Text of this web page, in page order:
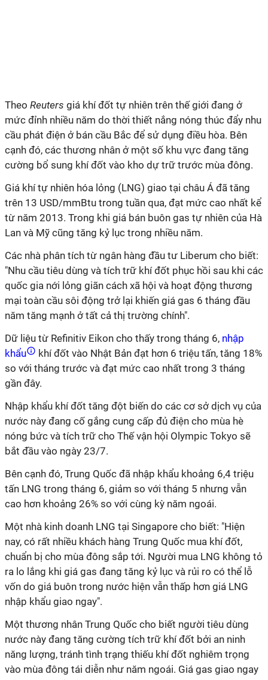
Theo Reuters giá khí đốt tự nhiên trên thế giới đang ở
mức đỉnh nhiều năm do thời thiết nắng nóng thúc đẩy nhu
cầu phát điện ở bán cầu Bắc để sử dụng điều hòa. Bên
cạnh đó, các thương nhân ở một số khu vực đang tăng
cường bổ sung khí đốt vào kho dự trữ trước mùa đông.
Giá khí tự nhiên hóa lỏng (LNG) giao tại châu Á đã tăng
trên 13 USD/mmBtu trong tuần qua, đạt mức cao nhất kể
từ năm 2013. Trong khi giá bán buôn gas tự nhiên của Hà
Lan và Mỹ cũng tăng kỷ lục trong nhiều năm.
Các nhà phân tích từ ngân hàng đầu tư Liberum cho biết:
"Nhu cầu tiêu dùng và tích trữ khí đốt phục hồi sau khi các
quốc gia nới lỏng giãn cách xã hội và hoạt động thương
mại toàn cầu sôi động trở lại khiến giá gas 6 tháng đầu
năm tăng mạnh ở tất cả thị trường chính".
Dữ liệu từ Refinitiv Eikon cho thấy trong tháng 6, nhập
khẩu
khí đốt vào Nhật Bản đạt hơn 6 triệu tấn, tăng 18%
so với tháng trước và đạt mức cao nhất trong 3 tháng
gần đây.
Nhập khẩu khí đốt tăng đột biến do các cơ sở dịch vụ của
nước này đang cố gắng cung cấp đủ điện cho mùa hè
nóng bức và tích trữ cho Thế vận hội Olympic Tokyo sẽ
bắt đầu vào ngày 23/7.
Bên cạnh đó, Trung Quốc đã nhập khẩu khoảng 6,4 triệu
tấn LNG trong tháng 6, giảm so với tháng 5 nhưng vẫn
cao hơn khoảng 26% so với cùng kỳ năm ngoái.
Một nhà kinh doanh LNG tại Singapore cho biết: "Hiện
nay, có rất nhiều khách hàng Trung Quốc mua khí đốt,
chuẩn bị cho mùa đông sắp tới. Người mua LNG không tỏ
ra lo lắng khi giá gas đang tăng kỷ lục và rủi ro có thể lỗ
vốn do giá buôn trong nước hiện vẫn thấp hơn giá LNG
nhập khẩu giao ngay".
Một thương nhân Trung Quốc cho biết người tiêu dùng
nước này đang tăng cường tích trữ khí đốt bởi an ninh
năng lượng, tránh tình trạng thiếu khí đốt nghiêm trọng
vào mùa đông tái diễn như năm ngoái. Giá gas giao ngay